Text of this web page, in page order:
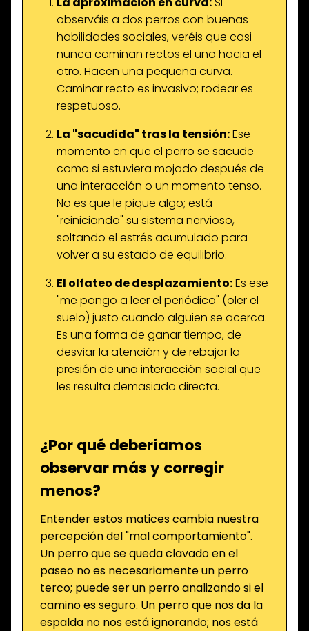
observáis a dos perros con buenas
habilidades sociales, veréis que casi
nunca caminan rectos el uno hacia el
otro. Hacen una pequeña curva.
Caminar recto es invasivo; rodear es
respetuoso.
La "sacudida" tras la tensión:Ese
momento en que el perro se sacude
como si estuviera mojado después de
una interacción o un momento tenso.
No es que le pique algo; está
"reiniciando" su sistema nervioso,
soltando el estrés acumulado para
volver a su estado de equilibrio.
El olfateo de desplazamiento:Es ese
"me pongo a leer el periódico" (oler el
suelo) justo cuando alguien se acerca.
Es una forma de ganar tiempo, de
desviar la atención y de rebajar la
presión de una interacción social que
les resulta demasiado directa.
¿Por qué deberíamos
observar más y corregir
menos?
Entender estos matices cambia nuestra
percepción del "mal comportamiento".
Un perro que se queda clavado en el
paseo no es necesariamente un perro
terco; puede ser un perro analizando si el
camino es seguro. Un perro que nos da la
espalda no nos está ignorando; nos está